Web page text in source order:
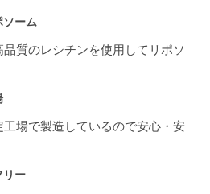
ーム
質のレシチンを使用してリポソ
場で製造しているので安心・安
ー